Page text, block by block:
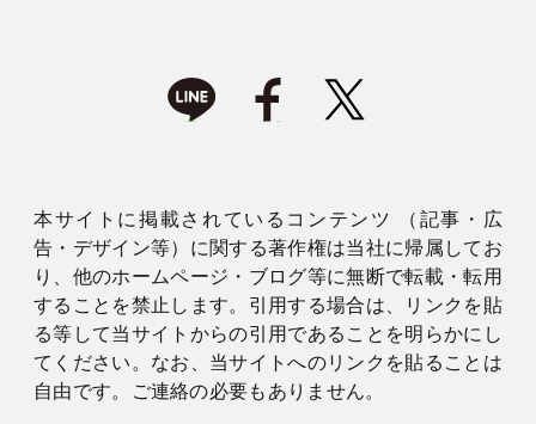
本サイトに掲載されているコンテンツ （記事・広
告・デザイン等）に関する著作権は当社に帰属してお
り、他のホームページ・ブログ等に無断で転載・転用
することを禁止します。引用する場合は、リンクを貼
る等して当サイトからの引用であることを明らかにし
てください。なお、当サイトへのリンクを貼ることは
自由です。ご連絡の必要もありません。